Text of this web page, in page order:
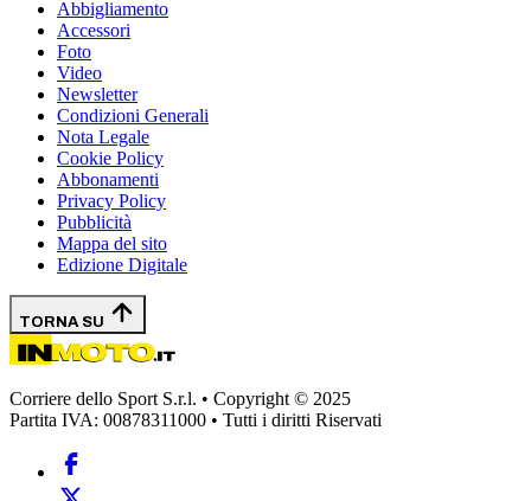
Abbigliamento
Accessori
Foto
Video
Newsletter
Condizioni Generali
Nota Legale
Cookie Policy
Abbonamenti
Privacy Policy
Pubblicità
Mappa del sito
Edizione Digitale
TORNA SU
Corriere dello Sport S.r.l. • Copyright © 2025
Partita IVA: 00878311000 • Tutti i diritti Riservati